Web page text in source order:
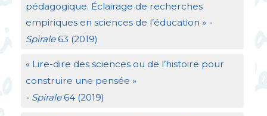
pédagogique. Éclairage de recherches
empiriques en sciences de l’éducation » -
Spirale63 (2019)
« Lire-dire des sciences ou de l’histoire pour
construire une pensée »
- Spirale64 (2019)